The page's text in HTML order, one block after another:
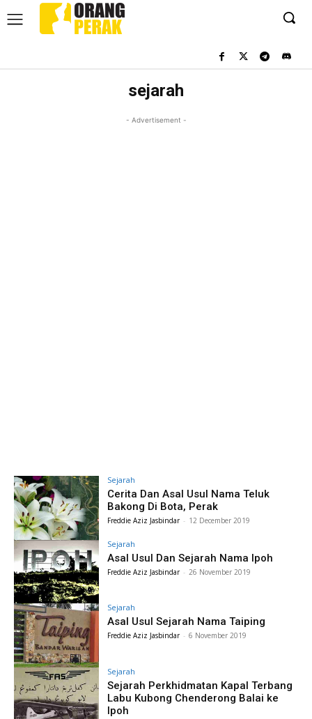
sejarah
- Advertisement -
Sejarah
Cerita Dan Asal Usul Nama Teluk
Bakong Di Bota, Perak
Freddie Aziz Jasbindar - 12 December 2019
Sejarah
Asal Usul Dan Sejarah Nama Ipoh
Freddie Aziz Jasbindar - 26 November 2019
Sejarah
Asal Usul Sejarah Nama Taiping
Freddie Aziz Jasbindar - 6 November 2019
Sejarah
Sejarah Perkhidmatan Kapal Terbang
Labu Kubong Chenderong Balai ke
Ipoh